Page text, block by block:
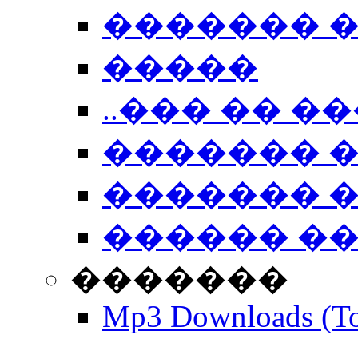
�������
�����
..��� ��
�������
�������
������
�������
Mp3 Downloads